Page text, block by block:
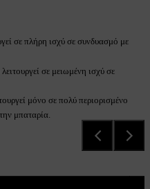
σε πλήρη ισχύ σε συνδυασμό με
σε μειωμένη ισχύ σε
μόνο σε πολύ περιορισμένο
μπαταρία.